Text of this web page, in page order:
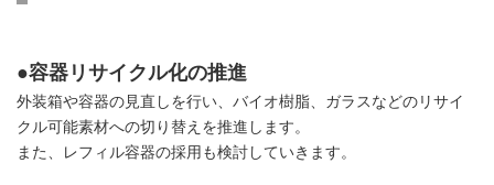
●容器リサイクル化の推進
外装箱や容器の見直しを行い、バイオ樹脂、ガラスなどのリサイ
クル可能素材への切り替えを推進します。
また、レフィル容器の採用も検討していきます。